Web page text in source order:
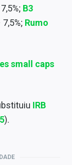
B3
Rumo
small caps
IRB
).